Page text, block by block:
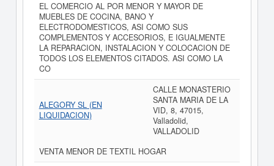
EL COMERCIO AL POR MENOR Y MAYOR DE
MUEBLES DE COCINA, BANO Y
ELECTRODOMESTICOS, ASI COMO SUS
COMPLEMENTOS Y ACCESORIOS, E IGUALMENTE
LA REPARACION, INSTALACION Y COLOCACION DE
TODOS LOS ELEMENTOS CITADOS. ASI COMO LA
CO
ALEGORY SL (EN
LIQUIDACION)
CALLE MONASTERIO
SANTA MARIA DE LA
VID, 8, 47015,
Valladolid,
VALLADOLID
VENTA MENOR DE TEXTIL HOGAR